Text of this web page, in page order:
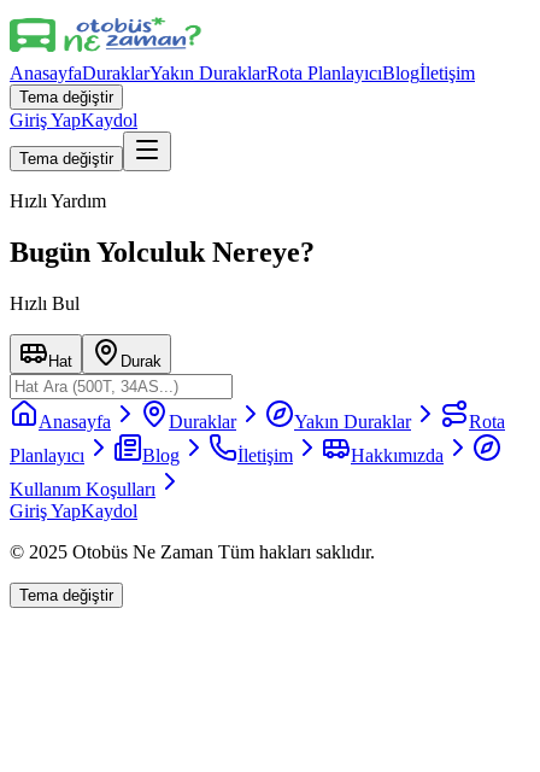
AnasayfaDuraklarYakın DuraklarRota PlanlayıcıBlogİletişim
Tema değiştir
Giriş YapKaydol
Tema değiştir
Hızlı Yardım
Bugün Yolculuk Nereye?
Hızlı Bul
Hat Durak
Anasayfa Duraklar Yakın Duraklar
Rota
Planlayıcı
Blog İletişim
Hakkımızda
Kullanım Koşulları
Giriş YapKaydol
© 2025 Otobüs Ne Zaman Tüm hakları saklıdır.
Tema değiştir